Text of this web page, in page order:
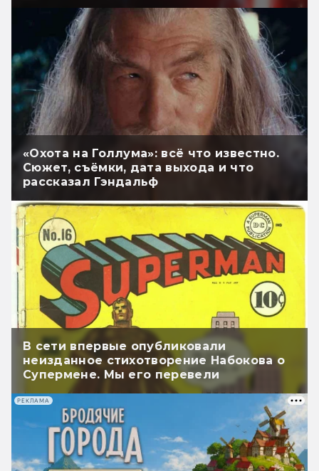
«Охота на Голлума»: всё что известно.
Сюжет, съёмки, дата выхода и что
рассказал Гэндальф
В сети впервые опубликовали
неизданное стихотворение Набокова о
Супермене. Мы его перевели
РЕКЛАМА